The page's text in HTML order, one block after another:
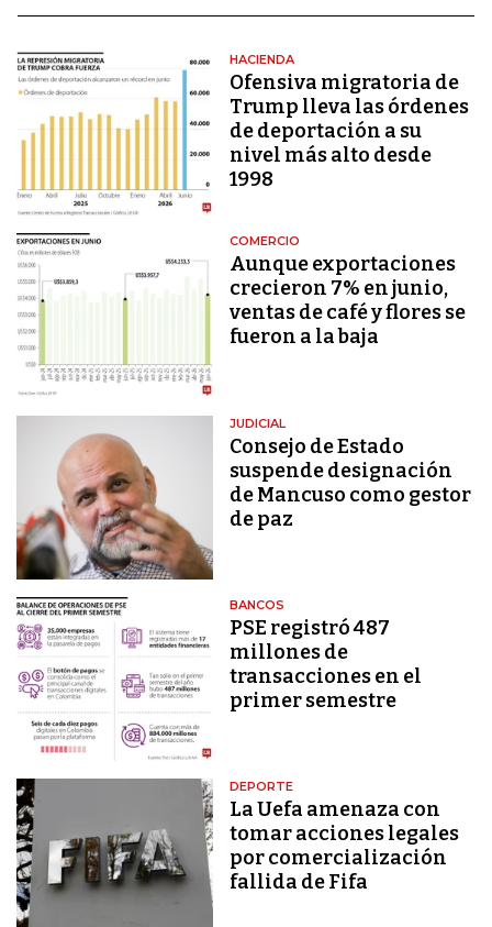
HACIENDA
Ofensiva migratoria de
Trump lleva las órdenes
de deportación a su
nivel más alto desde
1998
COMERCIO
Aunque exportaciones
crecieron 7% en junio,
ventas de café y flores se
fueron a la baja
JUDICIAL
Consejo de Estado
suspende designación
de Mancuso como gestor
de paz
BANCOS
PSE registró 487
millones de
transacciones en el
primer semestre
DEPORTE
La Uefa amenaza con
tomar acciones legales
por comercialización
fallida de Fifa